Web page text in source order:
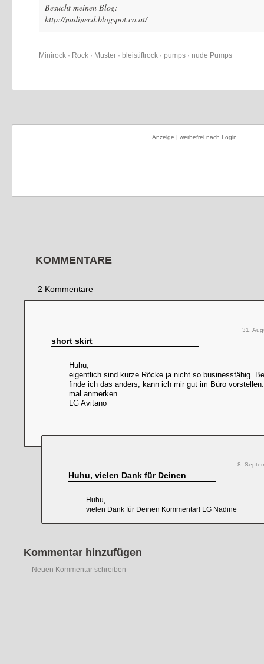
Besucht meinen Blog:
http://nadinecd.blogspot.co.at/
Minirock · Rock · Muster · bleistiftrock · pumps · nude Pumps
Anzeige | werbefrei nach Login
KOMMENTARE
2 Kommentare
short skirt
31.
Huhu,
eigentlich sind kurze Röcke ja nicht so businessfähig.
finde ich das anders, kann ich mir gut im Büro
mal anmerken.
LG Avitano
Huhu, vielen Dank für Deinen
8.
Huhu,
vielen Dank für Deinen Kommentar! LG Nadine
Kommentar hinzufügen
Neuen Kommentar schreiben